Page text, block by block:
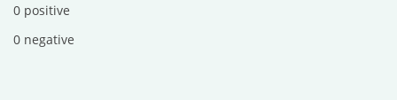
0 positive
0 negative